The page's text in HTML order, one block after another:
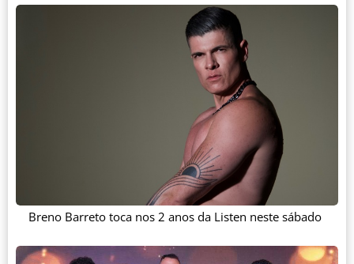
Breno Barreto toca nos 2 anos da Listen neste sábado